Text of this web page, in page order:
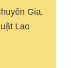
Gia,
Lao